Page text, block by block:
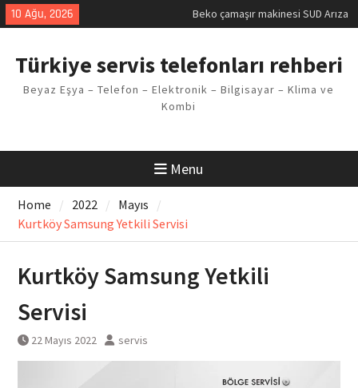
Skip
to
10 Ağu, 2026
Beko çamaşır makinesi SUD Arıza
Kodu
Kodu
Arızası Çözümü
E02 Arıza Kodu Regal kombi
Viessmann kombi F3 Hatası
Çözüm Yöntemleri
Türkiye servis telefonları rehberi
Beyaz Eşya – Telefon – Elektronik – Bilgisayar – Klima ve
Kombi
Menu
Home 2022
Mayıs
Kurtköy Samsung Yetkili Servisi
Kurtköy Samsung Yetkili
Servisi
22 Mayıs 2022 servis